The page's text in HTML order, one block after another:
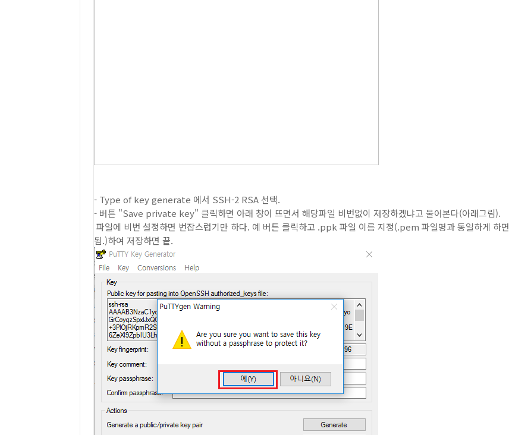
- Type of key generate 에서 SSH-2 RSA 선택.
- 버튼 "Save private key" 클릭하면 아래 창이 뜨면서 해당파일 비번없이 저장하겠냐고 물어본다(아래그림).
파일에 비번 설정하면 번잡스럽기만 하다. 예 버튼 클릭하고 .ppk 파일 이름 지정(.pem 파일명과 동일하게 하면
됨.)하여 저장하면 끝.